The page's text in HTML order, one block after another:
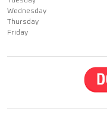
Wednesday
Thursday
Friday